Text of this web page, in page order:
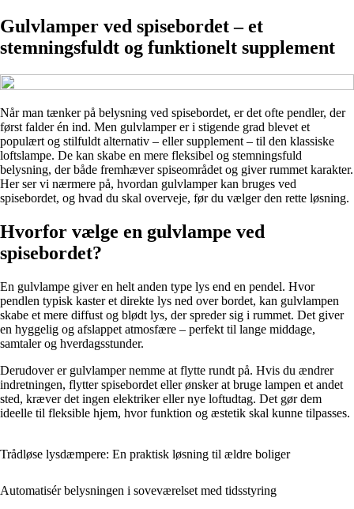
Gulvlamper ved spisebordet – et
stemningsfuldt og funktionelt supplement
Når man tænker på belysning ved spisebordet, er det ofte pendler, der
først falder én ind. Men gulvlamper er i stigende grad blevet et
populært og stilfuldt alternativ – eller supplement – til den klassiske
loftslampe. De kan skabe en mere fleksibel og stemningsfuld
belysning, der både fremhæver spiseområdet og giver rummet karakter.
Her ser vi nærmere på, hvordan gulvlamper kan bruges ved
spisebordet, og hvad du skal overveje, før du vælger den rette løsning.
Hvorfor vælge en gulvlampe ved
spisebordet?
En gulvlampe giver en helt anden type lys end en pendel. Hvor
pendlen typisk kaster et direkte lys ned over bordet, kan gulvlampen
skabe et mere diffust og blødt lys, der spreder sig i rummet. Det giver
en hyggelig og afslappet atmosfære – perfekt til lange middage,
samtaler og hverdagsstunder.
Derudover er gulvlamper nemme at flytte rundt på. Hvis du ændrer
indretningen, flytter spisebordet eller ønsker at bruge lampen et andet
sted, kræver det ingen elektriker eller nye loftudtag. Det gør dem
ideelle til fleksible hjem, hvor funktion og æstetik skal kunne tilpasses.
Trådløse lysdæmpere: En praktisk løsning til ældre boliger
Automatisér belysningen i soveværelset med tidsstyring